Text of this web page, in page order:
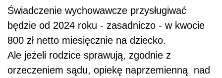
Świadczenie wychowawcze przysługiwać
będzie od 2024 roku - zasadniczo - w kwocie
800 zł netto miesięcznie na dziecko.
Ale jeżeli rodzice sprawują, zgodnie z
orzeczeniem sądu, opiekę naprzemienną nad